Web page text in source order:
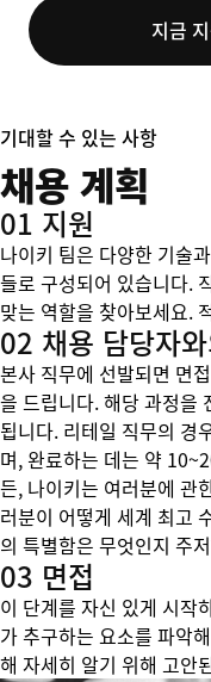
지금
기대할 수 있는 사항
채용 계획
01 지원
나이키 팀은 다양한 기술
들로 구성되어 있습니다.
맞는 역할을 찾아보세요.
02 채용 담당자
본사 직무에 선발되면 면
을 드립니다. 해당 과정을
됩니다. 리테일 직무의 경
며, 완료하는 데는 약
든, 나이키는 여러분에 관
러분이 어떻게 세계 최고
의 특별함은 무엇인지 주
03 면접
이 단계를 자신 있게 시작
가 추구하는 요소를 파악
해 자세히 알기 위해 고안